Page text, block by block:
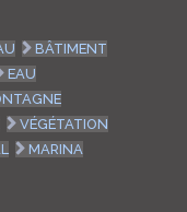
BÂTIMENT
EAU
VÉGÉTATION
MARINA